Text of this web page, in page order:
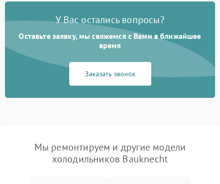
У Вас остались вопросы?
Оставьте заявку, мы свяжемся с Вами в ближайшее
время
Заказать звонок
Мы ремонтируем и другие модели
холодильников Bauknecht